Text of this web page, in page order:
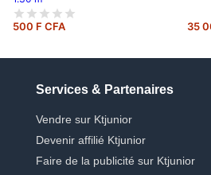
500 F CFA 35
Services & Partenaires
Vendre sur Ktjunior
Devenir affilié Ktjunior
Faire de la publicité sur Ktjunior